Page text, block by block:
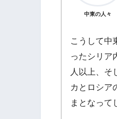
中東の人々
こうして中
ったシリア
人以上、そ
カとロシア
まとなって